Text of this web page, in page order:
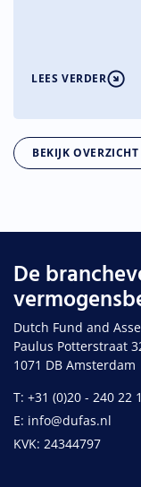
LEES VERDER
BEKIJK OVERZICHT
De
Dutch Fund and
Paulus Potterstraat
1071 DB Amsterdam
T: +31 (0)20 - 240 22
E: info@dufas.nl
KVK: 24344797